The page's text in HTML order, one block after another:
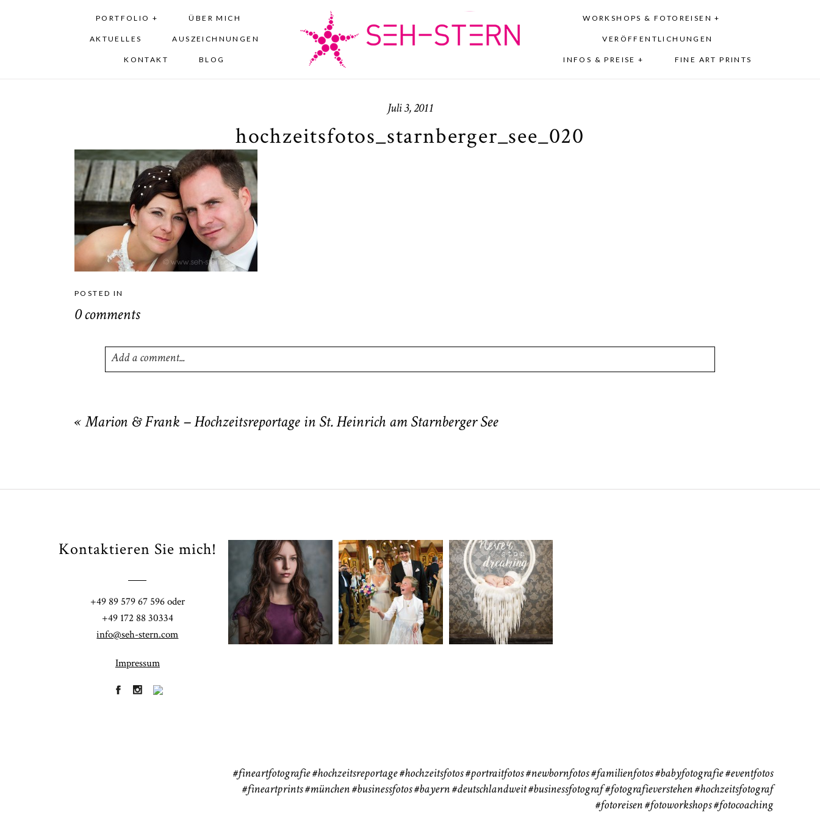
PORTFOLIO + ÜBER MICH
AKTUELLES AUSZEICHNUNGEN
KONTAKT BLOG
WORKSHOPS & FOTOREISEN +
VERÖFFENTLICHUNGEN
INFOS & PREISE + FINE ART PRINTS
Juli 3, 2011
hochzeitsfotos_starnberger_see_020
POSTED IN
0 comments
Add a comment...
« Marion & Frank – Hochzeitsreportage in St. Heinrich am Starnberger See
Kontaktieren Sie mich!
+49 89 579 67 596 oder
+49 172 88 30334
info@seh-stern.com
Impressum
Fineart
41
Hochzeit
183
Baby/Newborn
72
#fineartfotografie #hochzeitsreportage #hochzeitsfotos #portraitfotos #newbornfotos #familienfotos #babyfotografie #eventfotos
#fineartprints#münchen#businessfotos#bayern #deutschlandweit #businessfotograf#fotografieverstehen #hochzeitsfotograf
#fotoreisen #fotoworkshops #fotocoaching